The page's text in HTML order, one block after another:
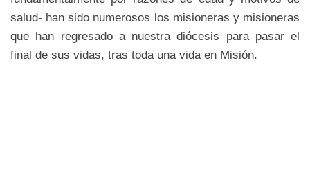
salud- han sido numerosos los misioneras y misioneras
que han regresado a nuestra diócesis para pasar el
final de sus vidas, tras toda una vida en Misión.